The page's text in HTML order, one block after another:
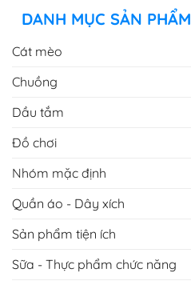
DANH MỤC SẢN PHẨM
Cát mèo
Chuồng
Dầu tắm
Đồ chơi
Nhóm mặc định
Quần áo - Dây xích
Sản phẩm tiện ích
Sữa - Thực phẩm chức năng